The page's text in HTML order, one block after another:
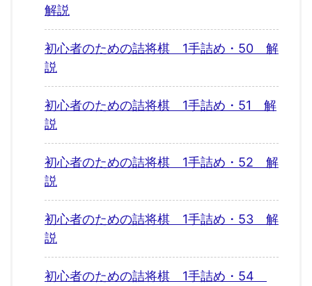
解説
初心者のための詰将棋 1手詰め・50 解
説
初心者のための詰将棋 1手詰め・51 解
説
初心者のための詰将棋 1手詰め・52 解
説
初心者のための詰将棋 1手詰め・53 解
説
初心者のための詰将棋 1手詰め・54